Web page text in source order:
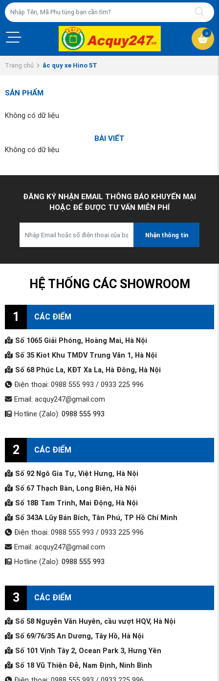
0
Trang chủ ắc quy xe Hino 5T
SẢN PHẨM
Không có dữ liệu
BÀI VIẾT
Không có dữ liệu
ĐĂNG KÝ NHẬN EMAIL THÔNG BÁO KHUYẾN MẠI
HOẶC ĐỂ ĐƯỢC TƯ VẤN MIỄN PHÍ
Nhận thông tin
HỆ THỐNG CÁC SHOWROOM
1 CÁC ĐIỂM
Số 1065 Giải Phóng, Hoàng Mai, Hà Nội
Số 35 Kiot Khu TMDV Trung Văn 1, Hà Nội
Số 68 Phúc La, KĐT Xa La, Hà Đông, Hà Nội
Điện thoại: 0988 555 993 / 0933 225 996
Email: acquy247@gmail.com
Hotline (Zalo): 0988 555 993
2 CÁC ĐIỂM
Số 92 Ngô Gia Tự, Việt Hưng, Hà Nội
Số 67 Thạch Bàn, Long Biên, Hà Nội
Số 18B Tam Trinh, Mai Động, Hà Nội
Số 343A Lũy Bán Bích, Tân Phú, TP Hồ Chí Minh
Điện thoại: 0988 555 993 / 0933 225 996
Email: acquy247@gmail.com
Hotline (Zalo): 0988 555 993
3 CÁC ĐIỂM
Số 58 Nguyễn Văn Huyên, cầu vượt HQV, Hà Nội
Số 69/76/35 An Dương, Tây Hồ, Hà Nội
Số 101 Vịnh Tây 2, Ocean Park 3, Hưng Yên
Số 18 Vũ Thiện Đễ, Nam Định, Ninh Bình